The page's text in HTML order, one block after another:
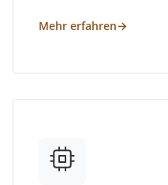
Mehr erfahren